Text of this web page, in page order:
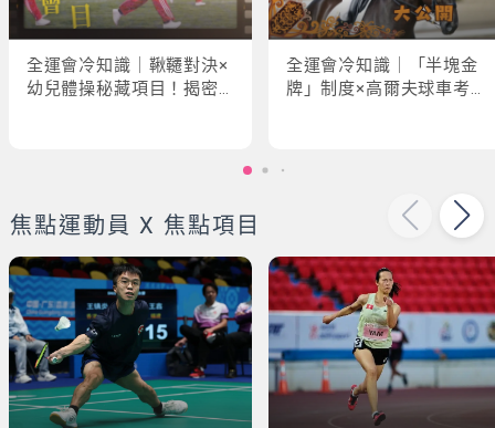
全運會冷知識｜鞦韆對決×
幼兒體操秘藏項目！揭密
全運會冷知識｜「半塊金
牌」制度×高爾夫球車考牌
焦點運動員 X 焦點項目